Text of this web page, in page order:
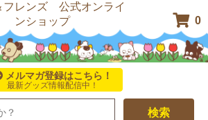
0
メルマガ登録はこちら！
最新グッズ情報配信中！
検索